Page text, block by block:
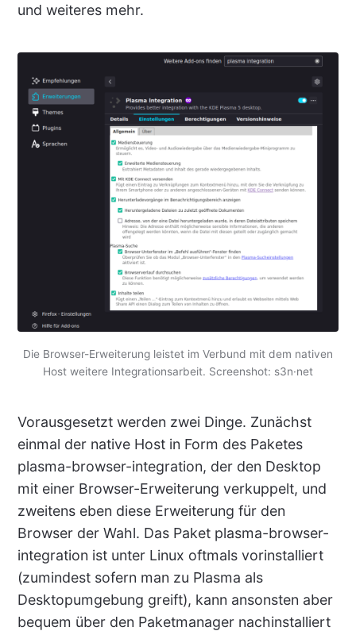
und weiteres mehr.
Die Browser-Erweiterung leistet im Verbund mit dem nativen
Host weitere Integrationsarbeit. Screenshot: s3n·net
Vorausgesetzt werden zwei Dinge. Zunächst
einmal der native Host in Form des Paketes
plasma-browser-integration, der den Desktop
mit einer Browser-Erweiterung verkuppelt, und
zweitens eben diese Erweiterung für den
Browser der Wahl. Das Paket plasma-browser-
integration ist unter Linux oftmals vorinstalliert
(zumindest sofern man zu Plasma als
Desktopumgebung greift), kann ansonsten aber
bequem über den Paketmanager nachinstalliert